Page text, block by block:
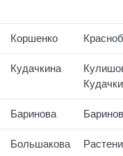
Коршенко
Кудачкина
Баринова
Большакова